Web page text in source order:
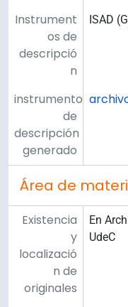
Instrument
os de
descripció
n
ISAD
instrumento
de
descripción
generado
Área de
Existencia
y
localizació
n de
originales
En
UdeC